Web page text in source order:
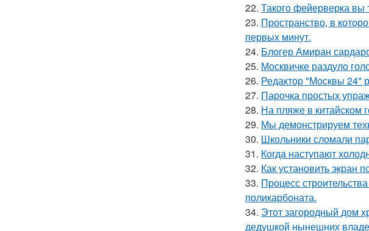
22. Такого фейерверка вы
23. Пространство, в
первых минут.
24. Блогер Амиран
25. Москвичке раздуло
26. Редактор "Москвы 24"
27. Парочка простых
28. На пляже в китайском
29. Мы демонстрируем
30. Школьники сломали
31. Когда наступают
32. Как установить экран
33. Процесс
поликарбоната.
34. Этот загородный дом
дедушкой нынешних